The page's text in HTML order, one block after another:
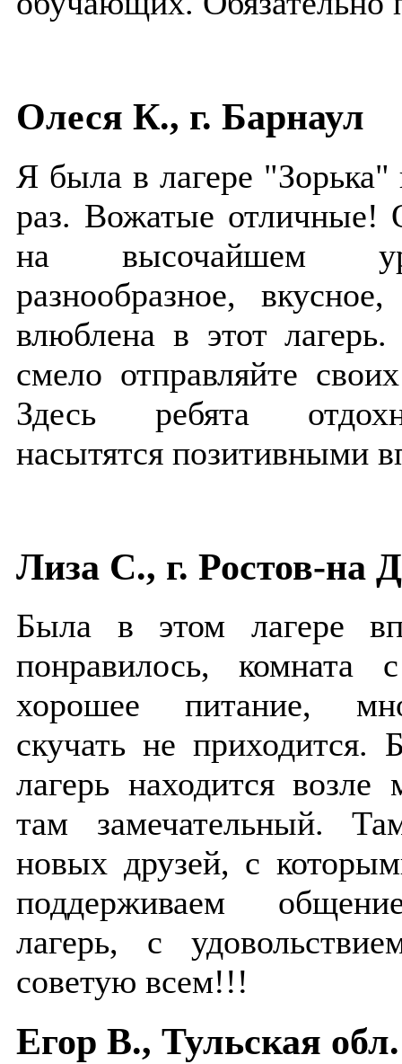
Олеся К., г. Барнаул
Я была в лагере
раз. Вожатые отличные!
на высочайшем
разнообразное,
влюблена в этот
смело отправляйте
Здесь ребята
насытятся позитивными
Лиза С., г. Ростов-на
Была в этом лагере
понравилось,
хорошее питание,
скучать не приходится.
лагерь находится
там замечательный.
новых друзей, с
поддерживаем
лагерь, с
советую всем!!!
Егор В., Тульская обл.